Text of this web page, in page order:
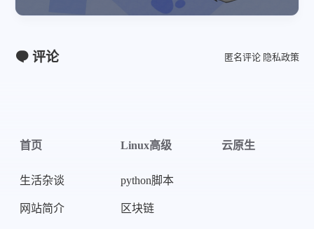
评论 匿名评论 隐私政策
首页
生活杂谈
网站简介
Linux高级
python脚本
区块链
云原生